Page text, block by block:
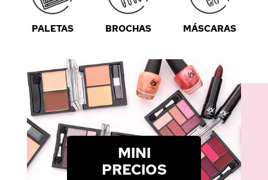
PALETAS BROCHAS MÁSCARAS
MINI
PRECIOS